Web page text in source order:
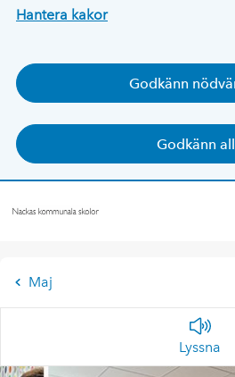
Hantera kakor
Godkänn
Godkänn
Maj
Lyssna